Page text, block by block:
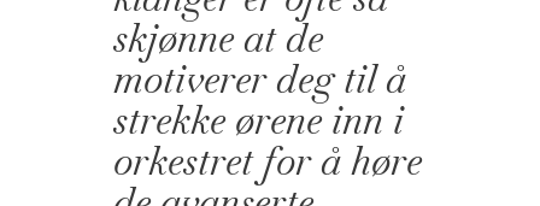
skjønne at de
motiverer deg til å
strekke ørene inn i
orkestret for å høre